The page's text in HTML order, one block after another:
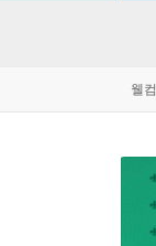
웰컴